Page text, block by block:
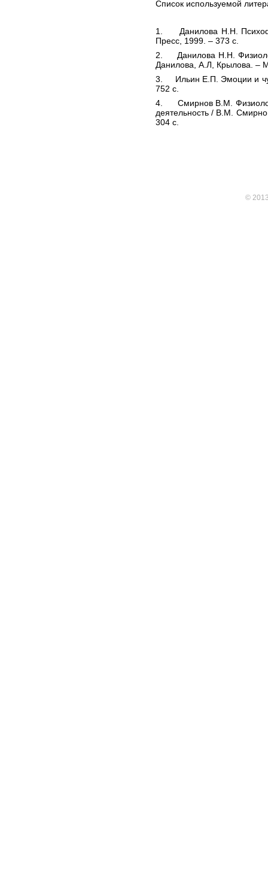
Список используемой
1. Данилова Н.Н.
Пресс, 1999. – 373 с.
2. Данилова Н.Н.
Данилова, А.Л, Крылова. –
3. Ильин Е.П. Эмоции и
752 с.
4. Смирнов В.М.
деятельность / В.М.
304 с.
©